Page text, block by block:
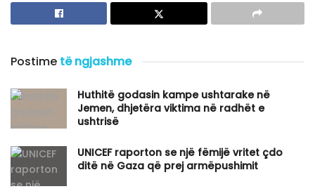
Postime të ngjashme
Huthitë godasin kampe ushtarake në
Jemen, dhjetëra viktima në radhët e
ushtrisë
UNICEF raporton se një fëmijë vritet çdo
ditë në Gaza që prej armëpushimit